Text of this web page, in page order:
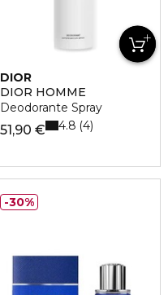
DIOR
DIOR HOMME
Deodorante Spray
51,90 € 4.8 4
30%